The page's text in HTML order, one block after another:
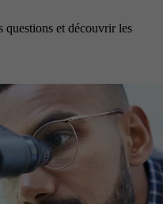
questions et découvrir les